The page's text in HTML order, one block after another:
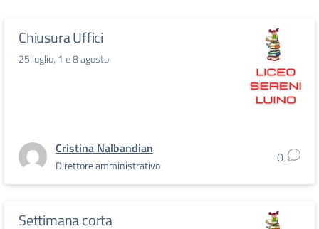
Chiusura Uffici
25 luglio, 1 e 8 agosto
Cristina Nalbandian
Direttore amministrativo 0
Settimana corta